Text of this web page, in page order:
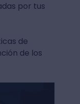
por tus
de
de los